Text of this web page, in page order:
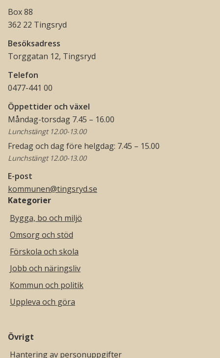
Box 88
362 22 Tingsryd
Besöksadress
Torggatan 12, Tingsryd
Telefon
0477-441 00
Öppettider och växel
Måndag-torsdag 7.45 – 16.00
Lunchstängt 12.00-13.00
Fredag och dag före helgdag: 7.45 – 15.00
Lunchstängt 12.00-13.00
E-post
kommunen@tingsryd.se
Kategorier
Bygga, bo och miljö
Omsorg och stöd
Förskola och skola
Jobb och näringsliv
Kommun och politik
Uppleva och göra
Övrigt
Hantering av personuppgifter